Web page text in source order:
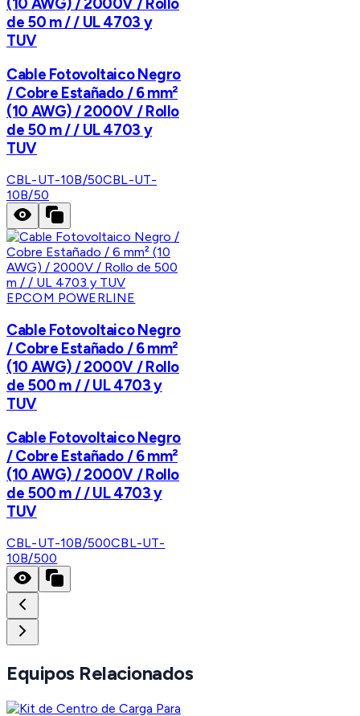
de 50 m / / UL 4703 y
TUV
Cable Fotovoltaico Negro
/ Cobre Estañado / 6 mm²
(10 AWG) / 2000V / Rollo
de 50 m / / UL 4703 y
TUV
CBL-UT-10B/50CBL-UT-
10B/50
EPCOM POWERLINE
Cable Fotovoltaico Negro
/ Cobre Estañado / 6 mm²
(10 AWG) / 2000V / Rollo
de 500 m / / UL 4703 y
TUV
Cable Fotovoltaico Negro
/ Cobre Estañado / 6 mm²
(10 AWG) / 2000V / Rollo
de 500 m / / UL 4703 y
TUV
CBL-UT-10B/500CBL-UT-
10B/500
Equipos Relacionados